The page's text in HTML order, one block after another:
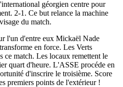
géorgien centre pour
2-1. Ce but relance la machine
du match.
l'un d'entre eux Mickaël Nade
en force. Les Verts
ce match. Les locaux remettent le
quart d'heure. L'ASSE procéde en
d'inscrire le troisième. Score
premiers points de l'extérieur !